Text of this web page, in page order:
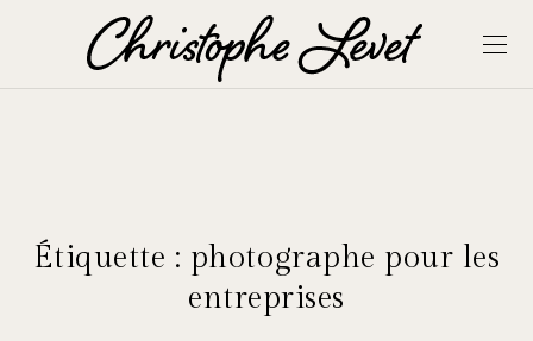
Étiquette : photographe pour les
entreprises